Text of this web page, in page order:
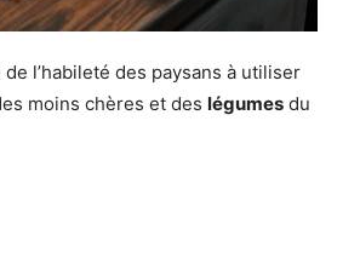
l’habileté des paysans à utiliser
moins chères et des légumes du